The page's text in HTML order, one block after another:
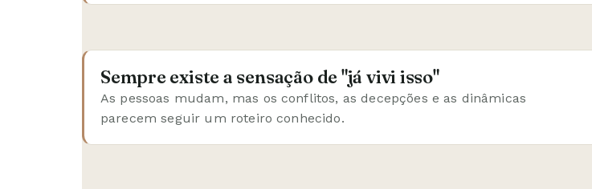
Sempre existe a sensação de "já vivi isso"
As pessoas mudam, mas os conflitos, as decepções e as dinâmicas
parecem seguir um roteiro conhecido.